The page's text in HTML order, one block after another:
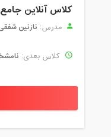
کلاس آنلاین
مدرس: نازنین
کلاس بعدی: